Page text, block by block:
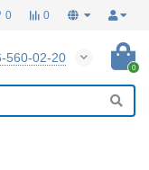
0
0
560-02-20
0